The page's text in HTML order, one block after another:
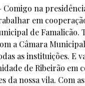
Comigo na
em
de Famalicão.
a Câmara
as instituições. E
de Ribeirão em
da nossa vila. Com